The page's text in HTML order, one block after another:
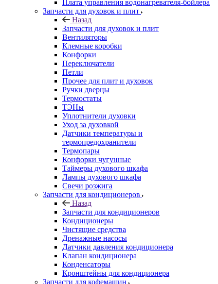
Плата управления водонагревателя-бойлера
Запчасти для духовок и плит
Назад
Запчасти для духовок и плит
Вентиляторы
Клемные коробки
Конфорки
Переключатели
Петли
Прочее для плит и духовок
Ручки дверцы
Термостаты
ТЭНы
Уплотнители духовки
Уход за духовкой
Датчики температуры и
термопредохранители
Термопары
Конфорки чугунные
Таймеры духового шкафа
Лампы духового шкафа
Свечи розжига
Запчасти для кондиционеров
Назад
Запчасти для кондиционеров
Кондиционеры
Чистящие средства
Дренажные насосы
Датчики давления кондиционера
Клапан кондиционера
Конденсаторы
Кронштейны для кондиционера
Запчасти для кофемашин